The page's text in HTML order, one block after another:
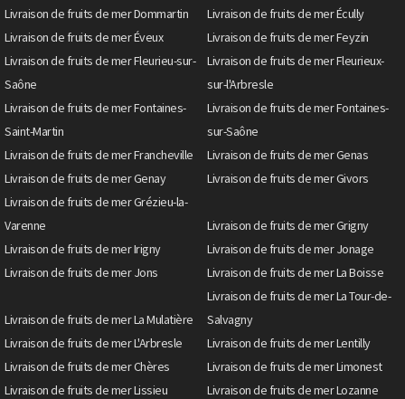
Livraison de fruits de mer Dommartin
Livraison de fruits de mer Écully
Livraison de fruits de mer Éveux
Livraison de fruits de mer Feyzin
Livraison de fruits de mer Fleurieu-sur-
Saône
Livraison de fruits de mer Fleurieux-
sur-l'Arbresle
Livraison de fruits de mer Fontaines-
Saint-Martin
Livraison de fruits de mer Fontaines-
sur-Saône
Livraison de fruits de mer Francheville
Livraison de fruits de mer Genas
Livraison de fruits de mer Genay
Livraison de fruits de mer Givors
Livraison de fruits de mer Grézieu-la-
Varenne
Livraison de fruits de mer Grigny
Livraison de fruits de mer Irigny
Livraison de fruits de mer Jonage
Livraison de fruits de mer Jons
Livraison de fruits de mer La Boisse
Livraison de fruits de mer La Mulatière
Livraison de fruits de mer La Tour-de-
Salvagny
Livraison de fruits de mer L'Arbresle
Livraison de fruits de mer Lentilly
Livraison de fruits de mer Chères
Livraison de fruits de mer Limonest
Livraison de fruits de mer Lissieu
Livraison de fruits de mer Lozanne